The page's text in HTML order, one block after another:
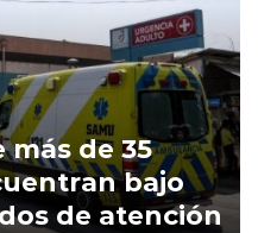
de 35
bajo
de atención